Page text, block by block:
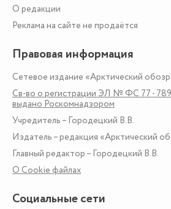
О редакции
Реклама на сайте не продаётся
Правовая информация
Сетевое издание «Арктический
Св-во о регистрации ЭЛ № ФС 77 -
выдано Роскомнадзором
Учредитель – Городецкий В.В.
Издатель – редакция «Арктический
Главный редактор – Городецкий В.В.
О Сookie файлах
Социальные сети